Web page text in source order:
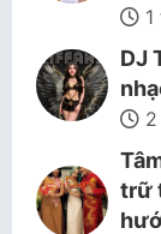
DJ
trữ